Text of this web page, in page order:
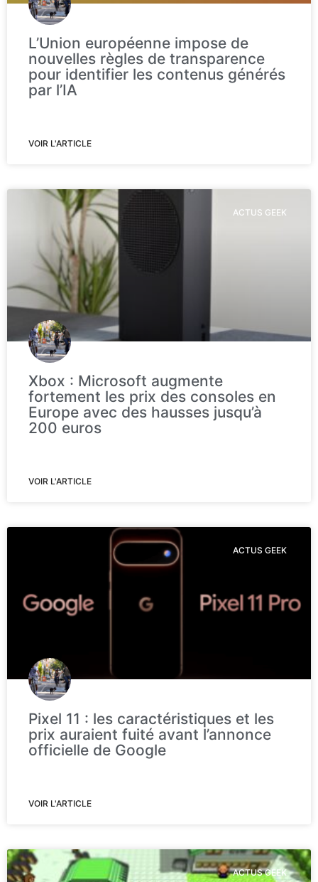
L’Union européenne impose de
nouvelles règles de transparence
pour identifier les contenus générés
par l’IA
VOIR L'ARTICLE
ACTUS GEEK
Xbox : Microsoft augmente
fortement les prix des consoles en
Europe avec des hausses jusqu’à
200 euros
VOIR L'ARTICLE
ACTUS GEEK
Pixel 11 : les caractéristiques et les
prix auraient fuité avant l’annonce
officielle de Google
VOIR L'ARTICLE
ACTUS GEEK